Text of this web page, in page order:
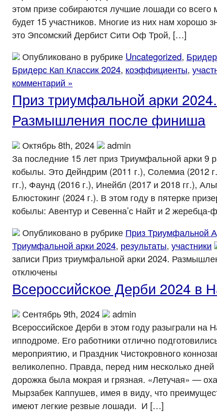
этом призе собираются лучшие лошади со всего
будет 15 участников. Многие из них нам хорошо
это Эпсомский Дербист Сити Оф Трой, […]
Опубликовано в рубрике Uncategorized,
Бридерс Кап Классик 2024, коэффициенты,
комментарий »
Приз триумфальной арки 2024.
Размышления после финиша
Октябрь 8th, 2024
admin
За последние 15 лет приз Триумфальной арки 9
кобылы. Это Дейндрим (2011 г.), Солемиа (2012
гг.), Фаунд (2016 г.), Инейбл (2017 и 2018 гг.),
Блюстокинг (2024 г.). В этом году в пятерке
кобылы: Авентур и Севенна’с Найт и 2
Опубликовано в рубрике Приз Триумфальной
Триумфальной арки 2024, результаты, участники
записи Приз триумфальной арки 2024.
отключены
Всероссийское Дерби 2024 в
Сентябрь 9th, 2024
admin
Всероссийское Дерби в этом году разыграли на
ипподроме. Его работники отлично
мероприятию, и Праздник Чистокровного
великолепно. Правда, перед ним несколько
дорожка была мокрая и грязная. «Летучая» —
Мырзабек Каппушев, имея в виду, что
имеют легкие резвые лошади. И […]